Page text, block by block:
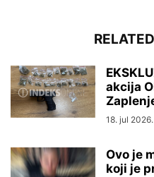
akcija
18. jul 2026.
Ovo je
koji je